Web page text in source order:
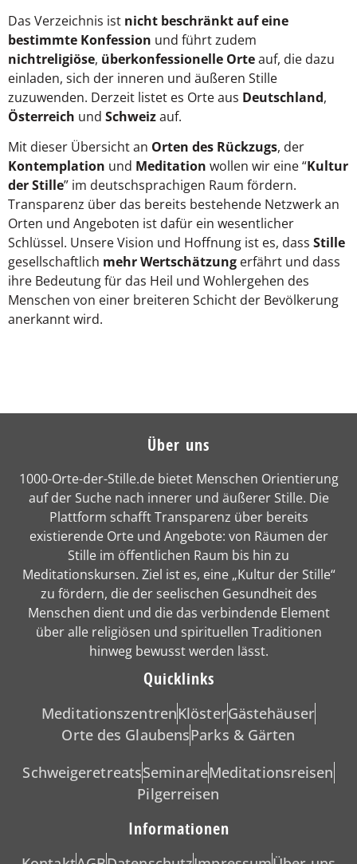
Das Verzeichnis ist nicht beschränkt auf eine
bestimmte Konfession und führt zudem
nichtreligiöse, überkonfessionelle Orteauf, die dazu
einladen, sich der inneren und äußeren Stille
zuzuwenden. Derzeit listet es Orte aus Deutschland,
Österreich und Schweizauf.
Mit dieser Übersicht an Orten des Rückzugs, der
Kontemplation und Meditation wollen wir eine “Kultur
der Stille” im deutschsprachigen Raum fördern.
Transparenz über das bereits bestehende Netzwerk an
Orten und Angeboten ist dafür ein wesentlicher
Schlüssel. Unsere Vision und Hoffnung ist es, dass Stille
gesellschaftlich mehr Wertschätzung erfährt und dass
ihre Bedeutung für das Heil und Wohlergehen des
Menschen von einer breiteren Schicht der Bevölkerung
anerkannt wird.
Über uns
1000-Orte-der-Stille.de bietet Menschen Orientierung
auf der Suche nach innerer und äußerer Stille. Die
Plattform schafft Transparenz über bereits
existierende Orte und Angebote: von Räumen der
Stille im öffentlichen Raum bis hin zu
Meditationskursen. Ziel ist es, eine „Kultur der Stille“
zu fördern, die der seelischen Gesundheit des
Menschen dient und die das verbindende Element
über alle religiösen und spirituellen Traditionen
hinweg bewusst werden lässt.
Quicklinks
MeditationszentrenKlösterGästehäuser
Orte des GlaubensParks & Gärten
SchweigeretreatsSeminareMeditationsreisen
Pilgerreisen
Informationen